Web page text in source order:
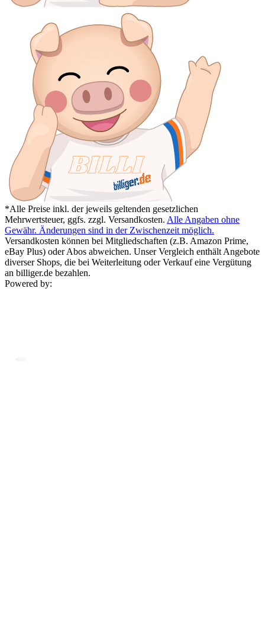
*Alle Preise inkl. der jeweils geltenden gesetzlichen
Mehrwertsteuer, ggfs. zzgl. Versandkosten. Alle Angaben ohne
Gewähr. Änderungen sind in der Zwischenzeit möglich.
Versandkosten können bei Mitgliedschaften (z.B. Amazon Prime,
eBay Plus) oder Abos abweichen. Unser Vergleich enthält Angebote
diverser Shops, die bei Weiterleitung oder Verkauf eine Vergütung
an billiger.de bezahlen.
Powered by: